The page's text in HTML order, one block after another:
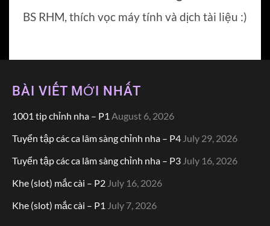
BS RHM, thích vọc máy tính và dịch tài liệu :)
BÀI VIẾT MỚI NHẤT
1001 tip chỉnh nha – P1 August 6, 2026
Tuyển tập các ca lâm sàng chỉnh nha – P4 July 29, 2026
Tuyển tập các ca lâm sàng chỉnh nha – P3 July 16, 2026
Khe (slot) mắc cài – P2 July 16, 2026
Khe (slot) mắc cài – P1 July 7, 2026